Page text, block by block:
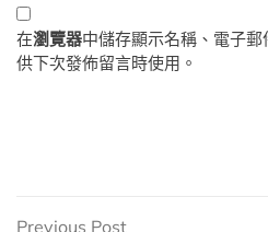
在瀏覽器中儲存顯示名稱、電子
供下次發佈留言時使用。
Previous
Previous Post